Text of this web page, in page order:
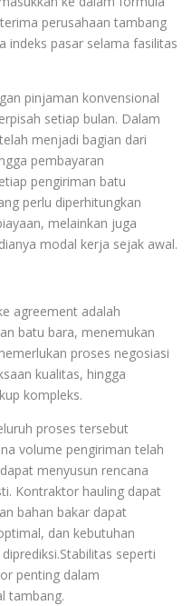
perusahaan tambang
indeks pasar selama fasilitas
pinjaman konvensional
setiap bulan. Dalam
menjadi bagian dari
pembayaran
pengiriman batu
perlu diperhitungkan
melainkan juga
modal kerja sejak awal.
agreement adalah
batu bara, menemukan
proses negosiasi
kualitas, hingga
kompleks.
proses tersebut
volume pengiriman telah
menyusun rencana
Kontraktor hauling dapat
bahan bakar dapat
dan kebutuhan
seperti
penting dalam
tambang.